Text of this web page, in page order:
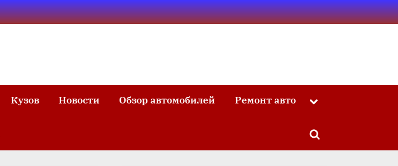
Кузов Новости Обзор автомобилей Ремонт авто Toggle
Toggle